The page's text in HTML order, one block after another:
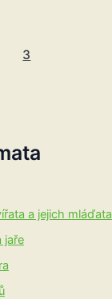
a jejich mláďata
jaře
3